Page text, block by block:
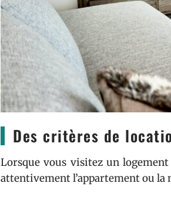
Des critères de
Lorsque vous visitez un
attentivement l’appartement ou la